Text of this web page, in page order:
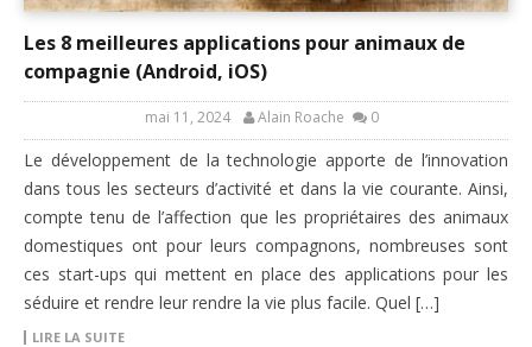
Les 8 meilleures applications pour animaux de
compagnie (Android, iOS)
mai 11, 2024 Alain Roache 0
Le développement de la technologie apporte de l’innovation
dans tous les secteurs d’activité et dans la vie courante. Ainsi,
compte tenu de l’affection que les propriétaires des animaux
domestiques ont pour leurs compagnons, nombreuses sont
ces start-ups qui mettent en place des applications pour les
séduire et rendre leur rendre la vie plus facile. Quel […]
LIRE LA SUITE